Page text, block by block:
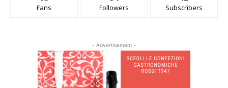
Fans Followers Subscribers
- Advertisement -